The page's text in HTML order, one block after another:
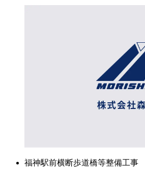
福神駅前横断歩道橋等整備工事